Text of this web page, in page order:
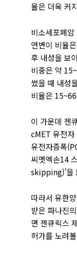
율은 더욱 커
비소세포폐
연변이 비율
후 내성을 보
비중은 약
썼을 때 내성
비율은
이 가운데 젠
cMET 유전자
유전자증폭
씨멧엑손14
skipping)’을
따라서 유한
받은 파나진
면 젠큐릭스
허가를 노려